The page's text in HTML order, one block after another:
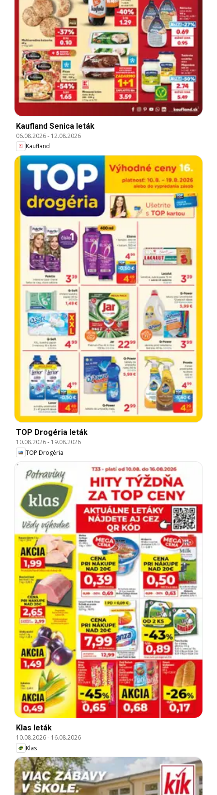
Kaufland Senica leták
06.08.2026- 12.08.2026
Kaufland
TOP Drogéria leták
10.08.2026- 19.08.2026
TOP Drogéria
Klas leták
10.08.2026- 16.08.2026
Klas